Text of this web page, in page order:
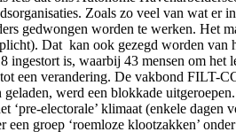
Zoals zo veel van wat er
gedwongen worden te werken. Het
Dat kan ook gezegd worden van
ingestort is, waarbij 43 mensen om het
een verandering. De vakbond FILT-
werd een blokkade
‘pre-electorale’ klimaat (enkele dagen
groep ‘roemloze klootzakken’